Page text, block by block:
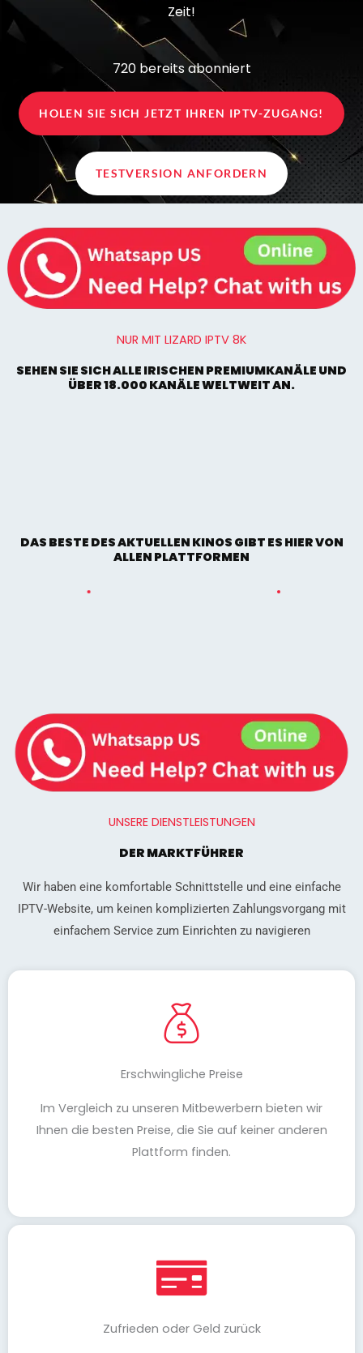
Zeit!
720 bereits abonniert
HOLEN SIE SICH JETZT IHREN IPTV-ZUGANG!
TESTVERSION ANFORDERN
NUR MIT LIZARD IPTV 8K
SEHEN SIE SICH ALLE IRISCHEN PREMIUMKANÄLE UND
ÜBER 18.000 KANÄLE WELTWEIT AN.
DAS BESTE DES AKTUELLEN KINOS GIBT ES HIER VON
ALLEN PLATTFORMEN
UNSERE DIENSTLEISTUNGEN
DER MARKTFÜHRER
Wir haben eine komfortable Schnittstelle und eine einfache
IPTV-Website, um keinen komplizierten Zahlungsvorgang mit
einfachem Service zum Einrichten zu navigieren
Erschwingliche Preise
Im Vergleich zu unseren Mitbewerbern bieten wir
Ihnen die besten Preise, die Sie auf keiner anderen
Plattform finden.
Zufrieden oder Geld zurück